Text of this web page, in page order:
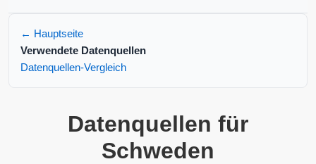
← Hauptseite
Verwendete Datenquellen
Datenquellen-Vergleich
Datenquellen für
Schweden